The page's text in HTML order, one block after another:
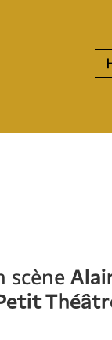
scène